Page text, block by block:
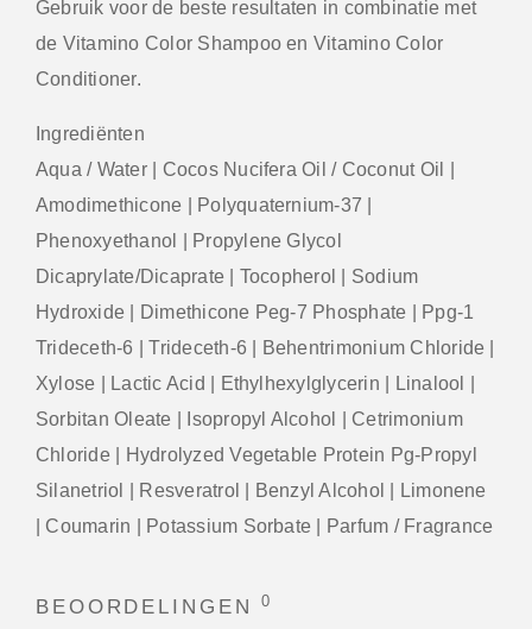
Gebruik voor de beste resultaten in combinatie met
de Vitamino Color Shampoo en Vitamino Color
Conditioner.
Ingrediënten
Aqua / Water | Cocos Nucifera Oil / Coconut Oil |
Amodimethicone | Polyquaternium-37 |
Phenoxyethanol | Propylene Glycol
Dicaprylate/Dicaprate | Tocopherol | Sodium
Hydroxide | Dimethicone Peg-7 Phosphate | Ppg-1
Trideceth-6 | Trideceth-6 | Behentrimonium Chloride |
Xylose | Lactic Acid | Ethylhexylglycerin | Linalool |
Sorbitan Oleate | Isopropyl Alcohol | Cetrimonium
Chloride | Hydrolyzed Vegetable Protein Pg-Propyl
Silanetriol | Resveratrol | Benzyl Alcohol | Limonene
| Coumarin | Potassium Sorbate | Parfum / Fragrance
BEOORDELINGEN0